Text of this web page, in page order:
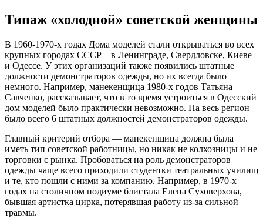
Типаж «холодной» советской женщины
В 1960-1970-х годах Дома моделей стали открываться во всех
крупных городах СССР – в Ленинграде, Свердловске, Киеве
и Одессе. У этих организаций также появились штатные
должности демонстраторов одежды, но их всегда было
немного. Например, манекенщица 1980-х годов Татьяна
Савченко, рассказывает, что в то время устроиться в Одесский
дом моделей было практически невозможно. На весь регион
было всего 6 штатных должностей демонстраторов одежды.
Главный критерий отбора — манекенщица должна была
иметь тип советской работницы, но никак не колхозницы и не
торговки с рынка. Пробоваться на роль демонстраторов
одежды чаще всего приходили студентки театральных училищ
и те, кто пошли с ними за компанию. Например, в 1970-х
годах на столичном подиуме блистала Елена Суховерхова,
бывшая артистка цирка, потерявшая работу из-за сильной
травмы.